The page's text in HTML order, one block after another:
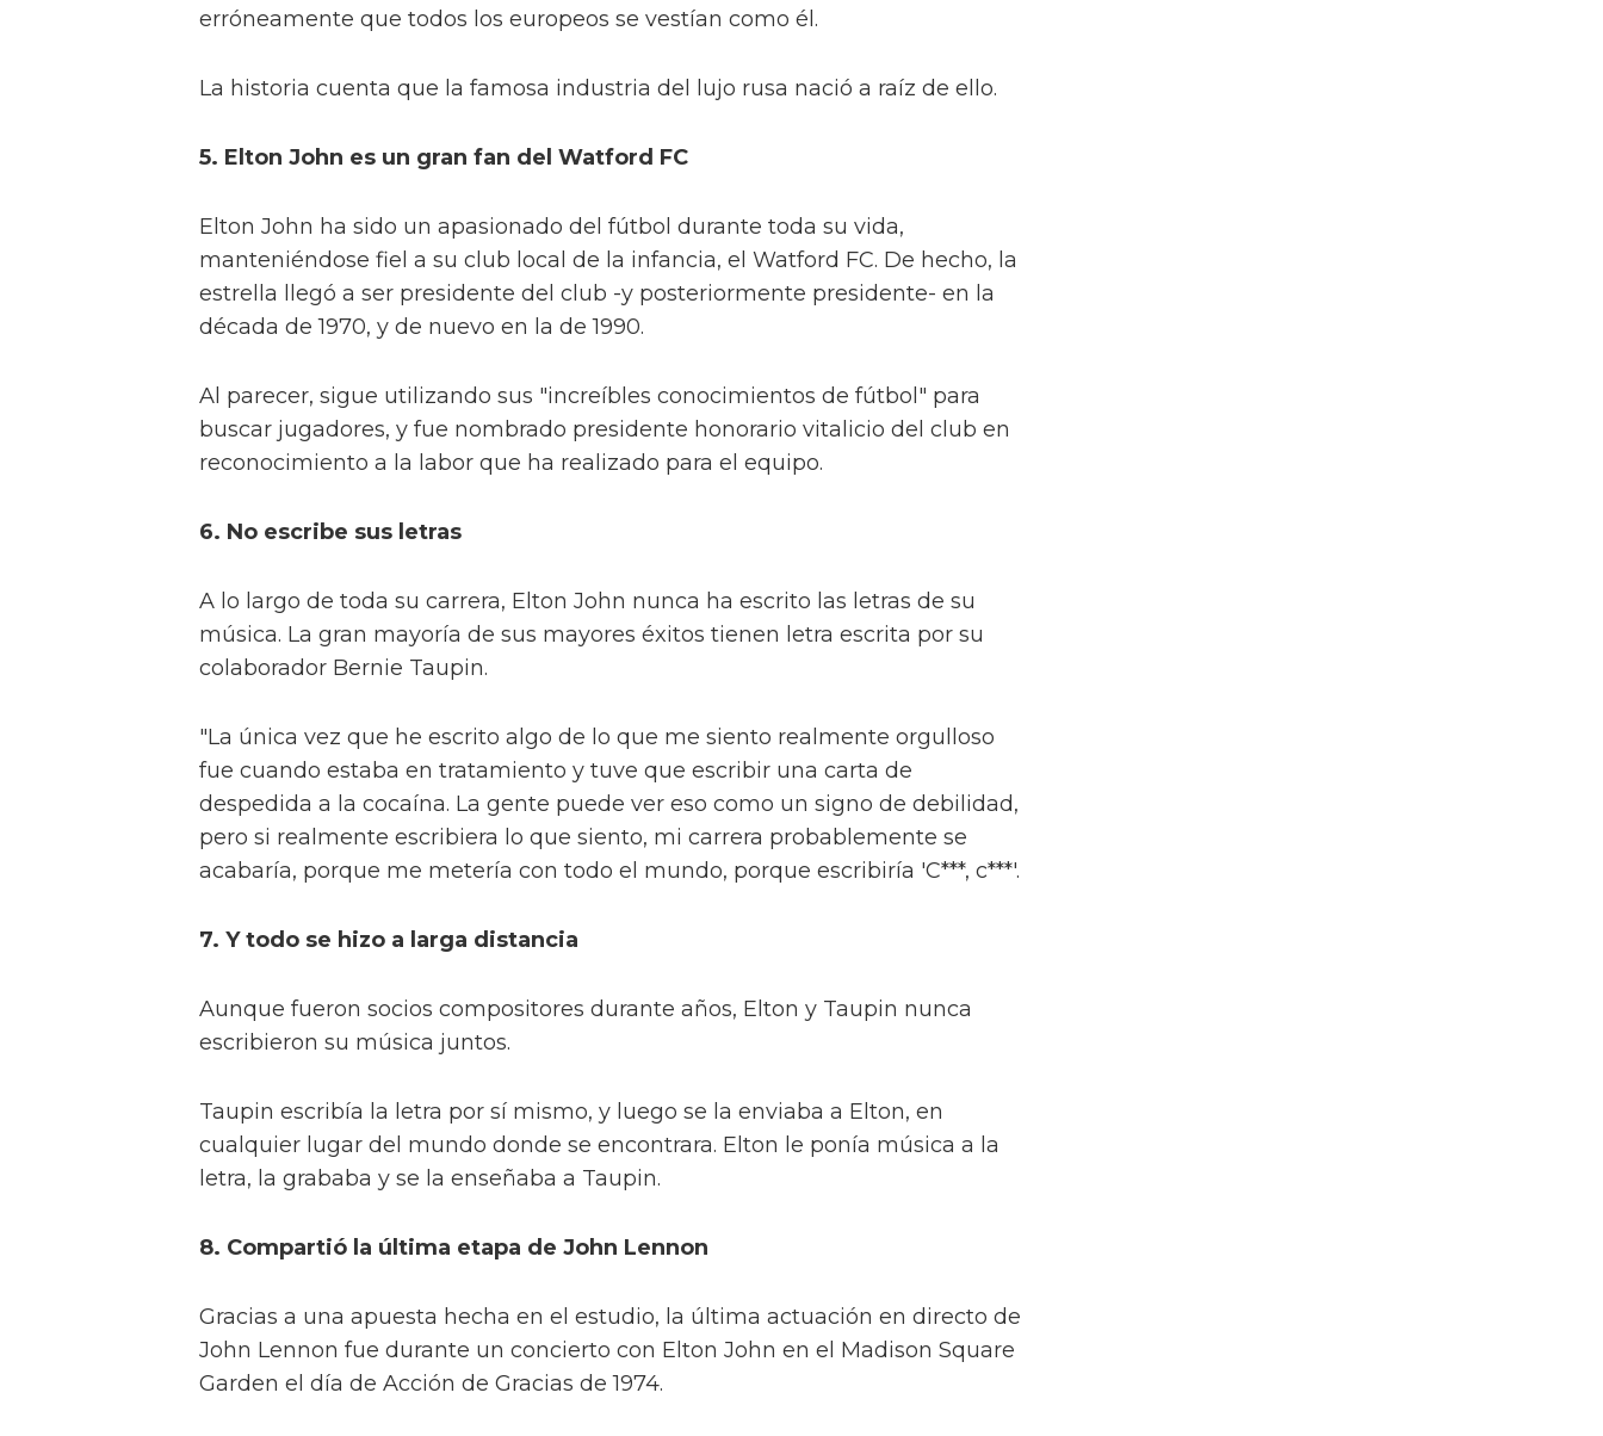
erróneamente que todos los europeos se vestían como él.
La historia cuenta que la famosa industria del lujo rusa nació a raíz de ello.
5. Elton John es un gran fan del Watford FC
Elton John ha sido un apasionado del fútbol durante toda su vida,
manteniéndose fiel a su club local de la infancia, el Watford FC. De hecho, la
estrella llegó a ser presidente del club -y posteriormente presidente- en la
década de 1970, y de nuevo en la de 1990.
Al parecer, sigue utilizando sus "increíbles conocimientos de fútbol" para
buscar jugadores, y fue nombrado presidente honorario vitalicio del club en
reconocimiento a la labor que ha realizado para el equipo.
6. No escribe sus letras
A lo largo de toda su carrera, Elton John nunca ha escrito las letras de su
música. La gran mayoría de sus mayores éxitos tienen letra escrita por su
colaborador Bernie Taupin.
"La única vez que he escrito algo de lo que me siento realmente orgulloso
fue cuando estaba en tratamiento y tuve que escribir una carta de
despedida a la cocaína. La gente puede ver eso como un signo de debilidad,
pero si realmente escribiera lo que siento, mi carrera probablemente se
acabaría, porque me metería con todo el mundo, porque escribiría 'C***, c***'.
7. Y todo se hizo a larga distancia
Aunque fueron socios compositores durante años, Elton y Taupin nunca
escribieron su música juntos.
Taupin escribía la letra por sí mismo, y luego se la enviaba a Elton, en
cualquier lugar del mundo donde se encontrara. Elton le ponía música a la
letra, la grababa y se la enseñaba a Taupin.
8. Compartió la última etapa de John Lennon
Gracias a una apuesta hecha en el estudio, la última actuación en directo de
John Lennon fue durante un concierto con Elton John en el Madison Square
Garden el día de Acción de Gracias de 1974.